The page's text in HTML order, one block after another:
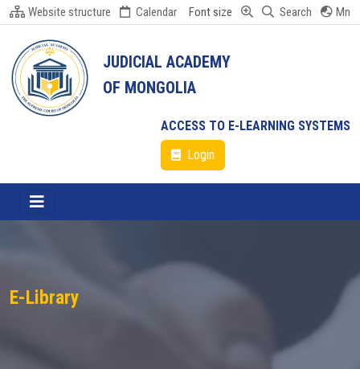
Website structure Calendar Font size Search Mn
JUDICIAL ACADEMY
OF MONGOLIA
ACCESS TO E-LEARNING SYSTEMS
Login
E-Library